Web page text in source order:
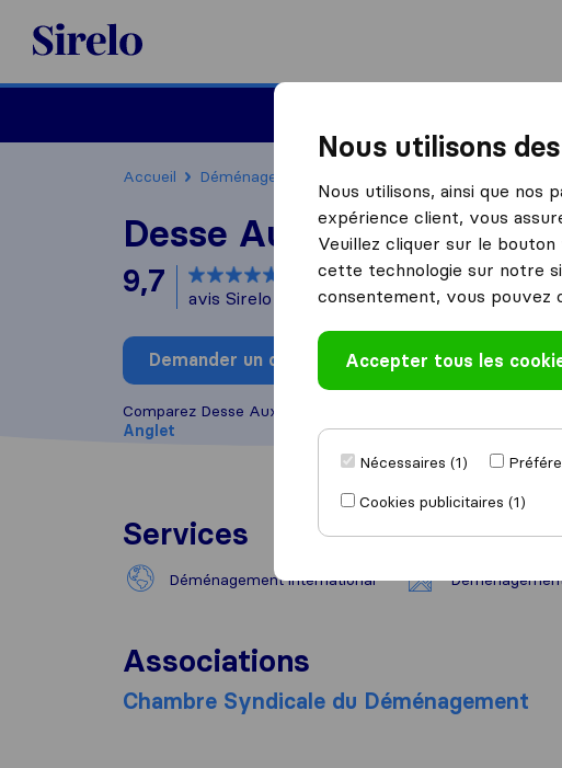
Sirelo.fr
Accueil Déménageurs France
Desse Aux Garde de
9,7 basé sur 47
avis Sirelo et Google
i
Demander un devis Rédiger un avis
Comparez Desse Aux Garde de l'Adour avec d'autres
Anglet
Services
Déménagement international
Associations
Chambre Syndicale du Déménagement
Nous utilisons
Nous utilisons, ainsi que nos
expérience client, vous
Veuillez cliquer sur le
cette technologie sur notre
consentement, vous pouvez
Accepter tous les
Nécessaires (1)
Cookies publicitaires (1)